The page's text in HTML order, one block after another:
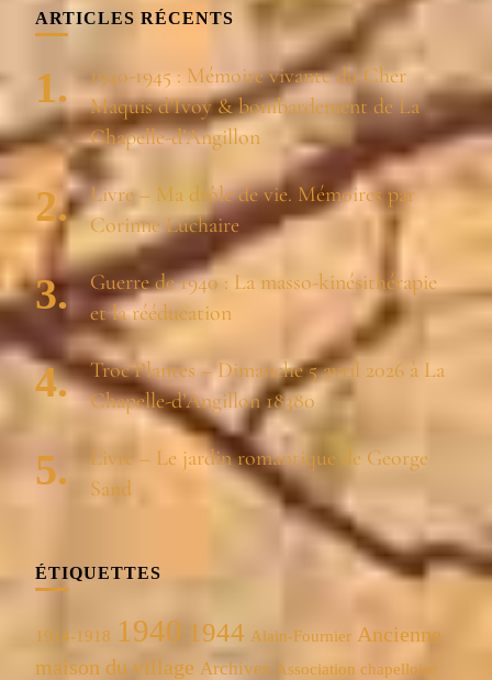
ARTICLES RÉCENTS
1940-1945 : Mémoire vivante du Cher
Maquis d’Ivoy & bombardement de La
Chapelle-d’Angillon
Livre – Ma drôle de vie. Mémoires par
Corinne Luchaire
Guerre de 1940 : La masso-kinésithérapie
et la rééducation
Troc’Plantes – Dimanche 5 avril 2026 à La
Chapelle-d’Angillon 18380
Livre – Le jardin romantique de George
Sand
ÉTIQUETTES
1914-1918 1940 1944 Alain-Fournier Ancienne
maison du village Archives Association chapelloise